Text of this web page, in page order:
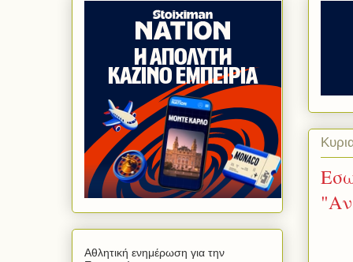
Αθλητική ενημέρωση για την